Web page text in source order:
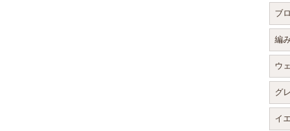
ブ
編
ウ
グ
イ